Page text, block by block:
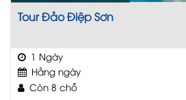
Tour Đảo Điệp Sơn
1 Ngày
Hằng ngày
Còn 8 chỗ